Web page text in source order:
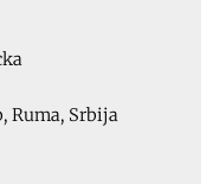
Ruma, Srbija